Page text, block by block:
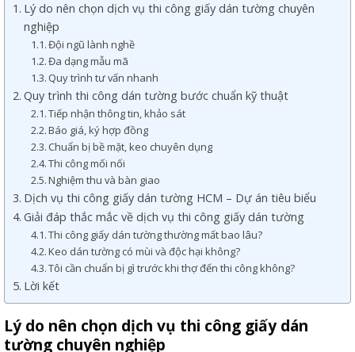
Lý do nên chọn dịch vụ thi công giấy dán tường chuyên
nghiệp
Đội ngũ lành nghề
Đa dạng mẫu mã
Quy trình tư vấn nhanh
Quy trình thi công dán tường bước chuẩn kỹ thuật
Tiếp nhận thông tin, khảo sát
Báo giá, ký hợp đồng
Chuẩn bị bề mặt, keo chuyên dụng
Thi công mối nối
Nghiệm thu và bàn giao
Dịch vụ thi công giấy dán tường HCM – Dự án tiêu biểu
Giải đáp thắc mắc về dịch vụ thi công giấy dán tường
Thi công giấy dán tường thường mất bao lâu?
Keo dán tường có mùi và độc hại không?
Tôi cần chuẩn bị gì trước khi thợ đến thi công không?
Lời kết
Lý do nên chọn dịch vụ thi công giấy dán
tường chuyên nghiệp